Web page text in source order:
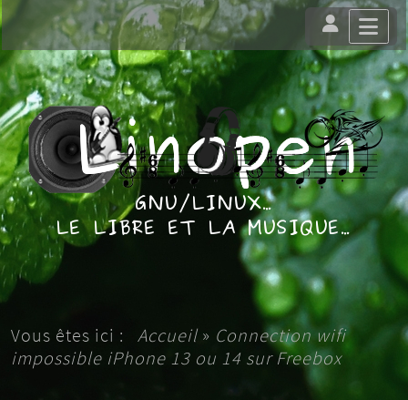
Vous êtes ici : Accueil » Connection wifi
impossible iPhone 13 ou 14 sur Freebox